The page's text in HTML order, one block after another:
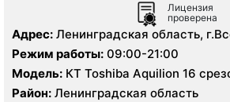
Лицензия
проверена
Адрес: Ленинградская область,
Колтушское шоссе, д. 20
Режим работы: 09:00-21:00
Модель: КТ Toshiba Aquilion 16
Район: Ленинградская область